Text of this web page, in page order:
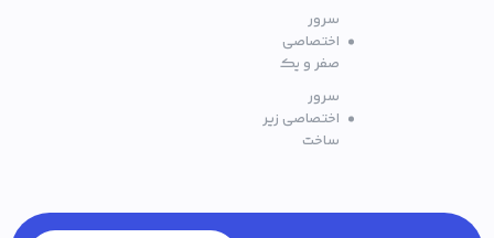
سرور
اختصاصی
صفر و یک
سرور
اختصاصی زیر
ساخت